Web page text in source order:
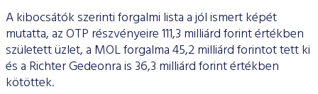
A kibocsátók szerinti forgalmi lista a jól ismert képét
mutatta, az OTP részvényeire 111,3 milliárd forint értékben
született üzlet, a MOL forgalma 45,2 milliárd forintot tett ki
és a Richter Gedeonra is 36,3 milliárd forint értékben
kötöttek.